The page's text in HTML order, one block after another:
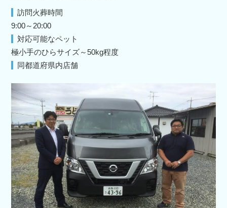
訪問火葬時間
9:00～20:00
対応可能なペット
極小手のひらサイズ～50kg程度
同都道府県内店舗